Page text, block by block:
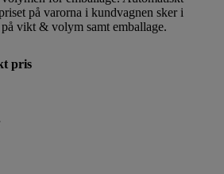
på varorna i kundvagnen sker i
vikt & volym samt emballage.
pris